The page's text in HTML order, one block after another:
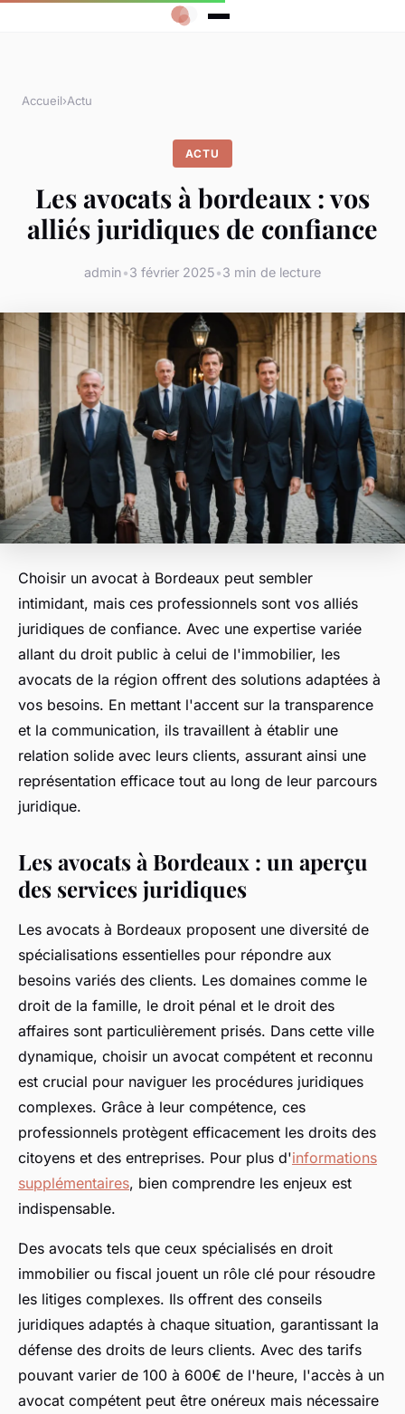
Accueil›Actu
ACTU
Les avocats à bordeaux : vos
alliés juridiques de confiance
admin•3 février 2025•3 min de lecture
Choisir un avocat à Bordeaux peut sembler
intimidant, mais ces professionnels sont vos alliés
juridiques de confiance. Avec une expertise variée
allant du droit public à celui de l'immobilier, les
avocats de la région offrent des solutions adaptées à
vos besoins. En mettant l'accent sur la transparence
et la communication, ils travaillent à établir une
relation solide avec leurs clients, assurant ainsi une
représentation efficace tout au long de leur parcours
juridique.
Les avocats à Bordeaux : un aperçu
des services juridiques
Les avocats à Bordeaux proposent une diversité de
spécialisations essentielles pour répondre aux
besoins variés des clients. Les domaines comme le
droit de la famille, le droit pénal et le droit des
affaires sont particulièrement prisés. Dans cette ville
dynamique, choisir un avocat compétent et reconnu
est crucial pour naviguer les procédures juridiques
complexes. Grâce à leur compétence, ces
professionnels protègent efficacement les droits des
citoyens et des entreprises. Pour plus d'informations
supplémentaires, bien comprendre les enjeux est
indispensable.
Des avocats tels que ceux spécialisés en droit
immobilier ou fiscal jouent un rôle clé pour résoudre
les litiges complexes. Ils offrent des conseils
juridiques adaptés à chaque situation, garantissant la
défense des droits de leurs clients. Avec des tarifs
pouvant varier de 100 à 600€ de l'heure, l'accès à un
avocat compétent peut être onéreux mais nécessaire